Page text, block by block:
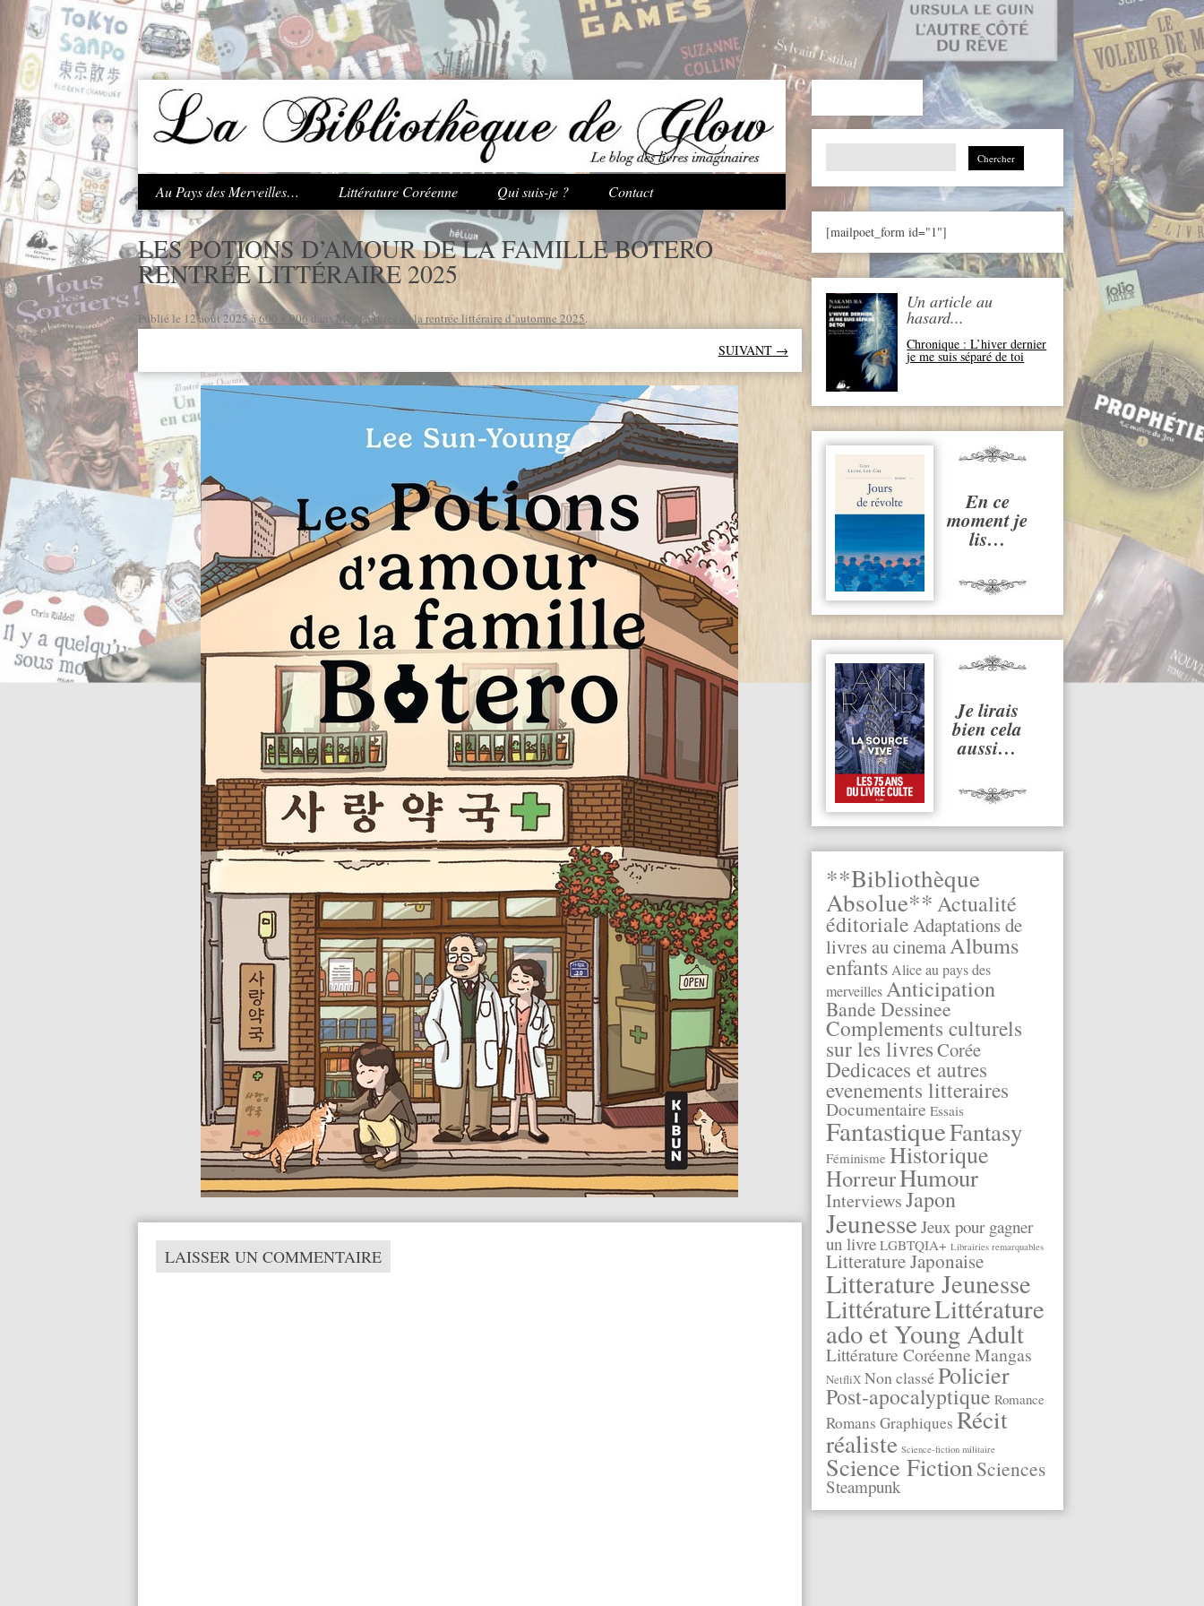
.
Aller au contenu principal
Au Pays des Merveilles… Littérature Coréenne Qui suis-je ? Contact
Search
[mailpoet_form id="1"]
Un article au
hasard...
Chronique : L’hiver dernier
je me suis séparé de toi
En ce
moment je
lis…
Je lirais
bien cela
aussi…
**Bibliothèque
Absolue**Actualité
éditorialeAdaptations de
livres au cinemaAlbums
enfantsAlice au pays des
merveillesAnticipation
Bande Dessinee
Complements culturels
sur les livresCorée
Dedicaces et autres
evenements litteraires
Documentaire Essais
FantastiqueFantasy
Féminisme Historique
HorreurHumour
InterviewsJapon
JeunesseJeux pour gagner
un livre LGBTQIA+ Librairies remarquables
Litterature Japonaise
Litterature Jeunesse
LittératureLittérature
ado et Young Adult
Littérature Coréenne Mangas
NetfliX Non classéPolicier
Post-apocalyptique Romance
Romans Graphiques Récit
réaliste Science-fiction militaire
Science FictionSciences
Steampunk
LES POTIONS D’AMOUR DE LA FAMILLE BOTERO
RENTRÉE LITTÉRAIRE 2025
Publié le 12 août 2025à600 × 906dansMes lectures de la rentrée littéraire d’automne 2025.
SUIVANT →
LAISSER UN COMMENTAIRE